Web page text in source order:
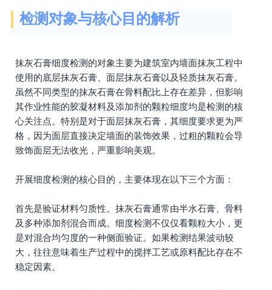
检测对象与核心目的解析
抹灰石膏细度检测的对象主要为建筑室内墙面抹灰工程中
使用的底层抹灰石膏、面层抹灰石膏以及轻质抹灰石膏。
虽然不同类型的抹灰石膏在骨料配比上存在差异，但影响
其作业性能的胶凝材料及添加剂的颗粒细度均是检测的核
心关注点。特别是对于面层抹灰石膏，其细度要求更为严
格，因为面层直接决定墙面的装饰效果，过粗的颗粒会导
致饰面层无法收光，严重影响美观。
开展细度检测的核心目的，主要体现在以下三个方面：
首先是验证材料匀质性。抹灰石膏通常由半水石膏、骨料
及多种添加剂混合而成。细度检测不仅仅看颗粒大小，更
是对混合均匀度的一种侧面验证。如果检测结果波动较
大，往往意味着生产过程中的搅拌工艺或原料配比存在不
稳定因素。